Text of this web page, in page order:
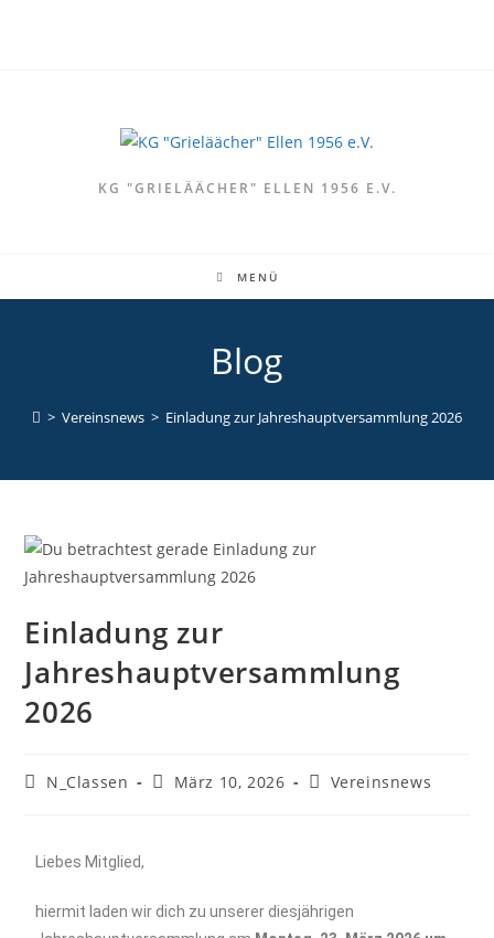
KG "GRIELÄÄCHER" ELLEN 1956 E.V.
MENÜ
Blog
> Vereinsnews > Einladung zur Jahreshauptversammlung 2026
Einladung zur
Jahreshauptversammlung
2026
N_Classen März 10, 2026 Vereinsnews
Liebes Mitglied,
hiermit laden wir dich zu unserer diesjährigen